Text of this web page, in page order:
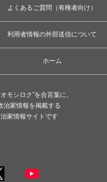
よくあるご質問（有権者向け）
利用者情報の外部送信について
ホーム
モシロク”を合言葉に、
治家情報を掲載する
家情報サイトです